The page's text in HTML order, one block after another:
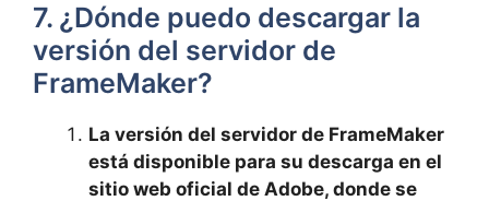
7. ¿Dónde puedo descargar la
versión del servidor de
FrameMaker?
La versión del servidor de FrameMaker
está disponible para su descarga en el
sitio web oficial de Adobe, donde se